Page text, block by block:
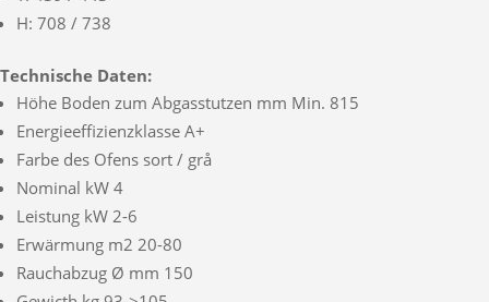
H: 708 / 738
Technische Daten:
Höhe Boden zum Abgasstutzen mm Min. 815
Energieeffizienzklasse A+
Farbe des Ofens sort / grå
Nominal kW 4
Leistung kW 2-6
Erwärmung m2 20-80
Rauchabzug Ø mm 150